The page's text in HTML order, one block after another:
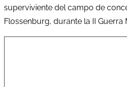
superviviente del campo de
Flossenburg, durante la II Guerra